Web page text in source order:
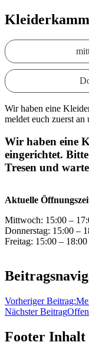
Wir haben eine
meldet euch zuerst an
Wir haben eine
eingerichtet.
Tresen und
Aktuelle
Mittwoch: 15:00 –
Donnerstag: 15:00 –
Freitag: 15:00 –
Vorheriger Beitrag:
Nächster Beitrag
Footer Inhalt